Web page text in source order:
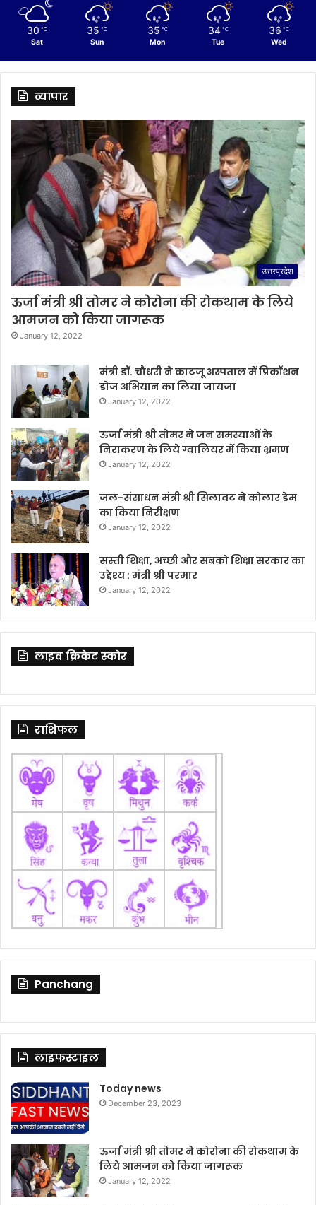
30 ℃
Sat
35 ℃
Sun
35 ℃
Mon
34 ℃
Tue
36 ℃
Wed
व्यापार
उत्तरप्रदेश
ऊर्जा मंत्री श्री तोमर ने कोरोना की रोकथाम के लिये
आमजन को किया जागरूक
January 12, 2022
मंत्री डॉ. चौधरी ने काटजू अस्पताल में प्रिकॉशन
डोज अभियान का लिया जायजा
January 12, 2022
ऊर्जा मंत्री श्री तोमर ने जन समस्याओं के
निराकरण के लिये ग्वालियर में किया भ्रमण
January 12, 2022
जल-संसाधन मंत्री श्री सिलावट ने कोलार डेम
का किया निरीक्षण
January 12, 2022
सस्ती शिक्षा, अच्छी और सबको शिक्षा सरकार का
उद्देश्य : मंत्री श्री परमार
January 12, 2022
लाइव क्रिकेट स्कोर
राशिफल
Panchang
लाइफस्टाइल
Today news
December 23, 2023
ऊर्जा मंत्री श्री तोमर ने कोरोना की रोकथाम के
लिये आमजन को किया जागरूक
January 12, 2022